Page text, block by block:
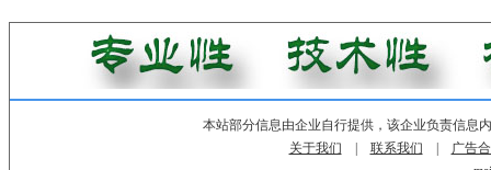
本站部分信息由企业自行提供，该企业负责信息
关于我们
联系我们
广告